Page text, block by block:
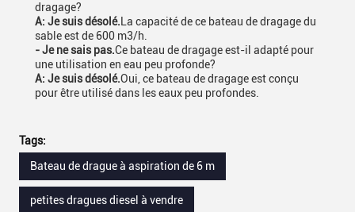
dragage?
A: Je suis désolé. La capacité de ce bateau de dragage du
sable est de 600 m3/h.
- Je ne sais pas.Ce bateau de dragage est-il adapté pour
une utilisation en eau peu profonde?
A: Je suis désolé.Oui, ce bateau de dragage est conçu
pour être utilisé dans les eaux peu profondes.
Tags:
Bateau de drague à aspiration de 6 m
petites dragues diesel à vendre